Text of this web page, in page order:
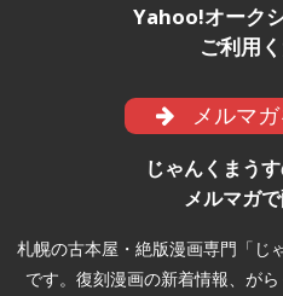
Yahoo!オーク
ご利用
メルマ
じゃんくまう
メルマガで
札幌の古本屋・絶版漫画専門「じ
です。復刻漫画の新着情報、が